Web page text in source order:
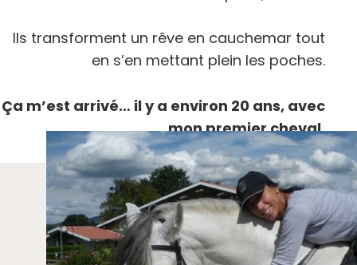
Ils transforment un rêve en cauchemar tout
en s’en mettant plein les poches.
Ça m’est arrivé… il y a environ 20 ans, avec
mon premier cheval.